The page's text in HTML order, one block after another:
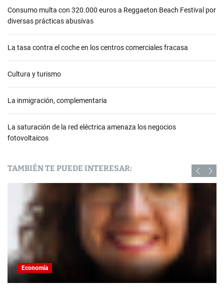
Consumo multa con 320.000 euros a Reggaeton Beach Festival por
diversas prácticas abusivas
La tasa contra el coche en los centros comerciales fracasa
Cultura y turismo
La inmigración, complementaria
La saturación de la red eléctrica amenaza los negocios
fotovoltaicos
TAMBIÉN TE PUEDE INTERESAR:
Economía